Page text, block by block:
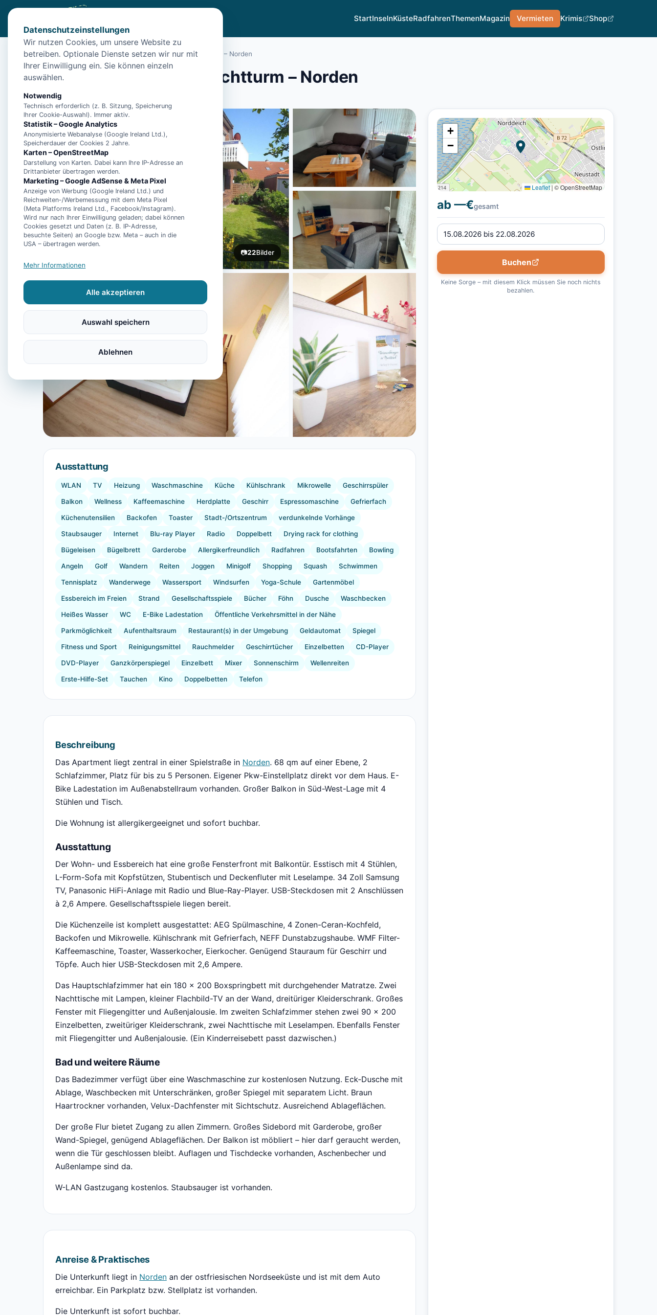
StartInselnKüsteRadfahrenThemenMagazin Vermieten Krimis Shop
Start Unterkünfte Norden/Apartment Großer Leuchtturm – Norden
Apartment Großer Leuchtturm – Norden
26506 Norden
📷22Bilder
Ausstattung
WLAN TV Heizung Waschmaschine Küche Kühlschrank Mikrowelle Geschirrspüler
Balkon Wellness Kaffeemaschine Herdplatte Geschirr Espressomaschine Gefrierfach
Küchenutensilien Backofen Toaster Stadt-/Ortszentrum verdunkelnde Vorhänge
Staubsauger Internet Blu-ray Player Radio Doppelbett Drying rack for clothing
Bügeleisen Bügelbrett Garderobe Allergikerfreundlich Radfahren Bootsfahrten Bowling
Angeln Golf Wandern Reiten Joggen Minigolf Shopping Squash Schwimmen
Tennisplatz Wanderwege Wassersport Windsurfen Yoga-Schule Gartenmöbel
Essbereich im Freien Strand Gesellschaftsspiele Bücher Föhn Dusche Waschbecken
Heißes Wasser WC E-Bike Ladestation Öffentliche Verkehrsmittel in der Nähe
Parkmöglichkeit Aufenthaltsraum Restaurant(s) in der Umgebung Geldautomat Spiegel
Fitness und Sport Reinigungsmittel Rauchmelder Geschirrtücher Einzelbetten CD-Player
DVD-Player Ganzkörperspiegel Einzelbett Mixer Sonnenschirm Wellenreiten
Erste-Hilfe-Set Tauchen Kino Doppelbetten Telefon
Beschreibung
Das Apartment liegt zentral in einer Spielstraße in Norden. 68 qm auf einer Ebene, 2
Schlafzimmer, Platz für bis zu 5 Personen. Eigener Pkw-Einstellplatz direkt vor dem Haus. E-
Bike Ladestation im Außenabstellraum vorhanden. Großer Balkon in Süd-West-Lage mit 4
Stühlen und Tisch.
Die Wohnung ist allergikergeeignet und sofort buchbar.
Ausstattung
Der Wohn- und Essbereich hat eine große Fensterfront mit Balkontür. Esstisch mit 4 Stühlen,
L-Form-Sofa mit Kopfstützen, Stubentisch und Deckenfluter mit Leselampe. 34 Zoll Samsung
TV, Panasonic HiFi-Anlage mit Radio und Blue-Ray-Player. USB-Steckdosen mit 2 Anschlüssen
à 2,6 Ampere. Gesellschaftsspiele liegen bereit.
Die Küchenzeile ist komplett ausgestattet: AEG Spülmaschine, 4 Zonen-Ceran-Kochfeld,
Backofen und Mikrowelle. Kühlschrank mit Gefrierfach, NEFF Dunstabzugshaube. WMF Filter-
Kaffeemaschine, Toaster, Wasserkocher, Eierkocher. Genügend Stauraum für Geschirr und
Töpfe. Auch hier USB-Steckdosen mit 2,6 Ampere.
Das Hauptschlafzimmer hat ein 180 × 200 Boxspringbett mit durchgehender Matratze. Zwei
Nachttische mit Lampen, kleiner Flachbild-TV an der Wand, dreitüriger Kleiderschrank. Großes
Fenster mit Fliegengitter und Außenjalousie. Im zweiten Schlafzimmer stehen zwei 90 × 200
Einzelbetten, zweitüriger Kleiderschrank, zwei Nachttische mit Leselampen. Ebenfalls Fenster
mit Fliegengitter und Außenjalousie. (Ein Kinderreisebett passt dazwischen.)
Bad und weitere Räume
Das Badezimmer verfügt über eine Waschmaschine zur kostenlosen Nutzung. Eck-Dusche mit
Ablage, Waschbecken mit Unterschränken, großer Spiegel mit separatem Licht. Braun
Haartrockner vorhanden, Velux-Dachfenster mit Sichtschutz. Ausreichend Ablageflächen.
Der große Flur bietet Zugang zu allen Zimmern. Großes Sidebord mit Garderobe, großer
Wand-Spiegel, genügend Ablageflächen. Der Balkon ist möbliert – hier darf geraucht werden,
wenn die Tür geschlossen bleibt. Auflagen und Tischdecke vorhanden, Aschenbecher und
Außenlampe sind da.
W-LAN Gastzugang kostenlos. Staubsauger ist vorhanden.
Anreise & Praktisches
Die Unterkunft liegt in Norden an der ostfriesischen Nordseeküste und ist mit dem Auto
erreichbar. Ein Parkplatz bzw. Stellplatz ist vorhanden.
Die Unterkunft ist sofort buchbar.
+
−
Leaflet | © OpenStreetMap
ab —€gesamt
Buchen
Keine Sorge – mit diesem Klick müssen Sie noch nichts
bezahlen.
Datenschutzeinstellungen
Wir nutzen Cookies, um unsere Website zu
betreiben. Optionale Dienste setzen wir nur mit
Ihrer Einwilligung ein. Sie können einzeln
auswählen.
Notwendig
Technisch erforderlich (z. B. Sitzung, Speicherung
Ihrer Cookie-Auswahl). Immer aktiv.
Statistik – Google Analytics
Anonymisierte Webanalyse (Google Ireland Ltd.),
Speicherdauer der Cookies 2 Jahre.
Karten – OpenStreetMap
Darstellung von Karten. Dabei kann Ihre IP-Adresse an
Drittanbieter übertragen werden.
Marketing – Google AdSense & Meta Pixel
Anzeige von Werbung (Google Ireland Ltd.) und
Reichweiten-/Werbemessung mit dem Meta Pixel
(Meta Platforms Ireland Ltd., Facebook/Instagram).
Wird nur nach Ihrer Einwilligung geladen; dabei können
Cookies gesetzt und Daten (z. B. IP-Adresse,
besuchte Seiten) an Google bzw. Meta – auch in die
USA – übertragen werden.
Mehr Informationen
Alle akzeptieren
Auswahl speichern
Ablehnen